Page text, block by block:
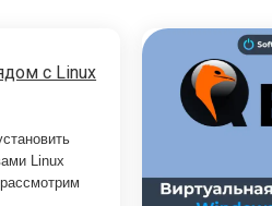
с Linux
Linux